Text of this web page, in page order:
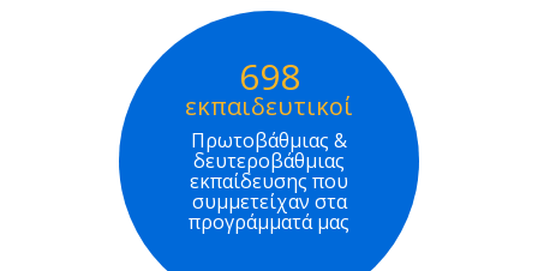
698
εκπαιδευτικοί
Πρωτοβάθμιας &
δευτεροβάθμιας
εκπαίδευσης που
συμμετείχαν στα
προγράμματά μας